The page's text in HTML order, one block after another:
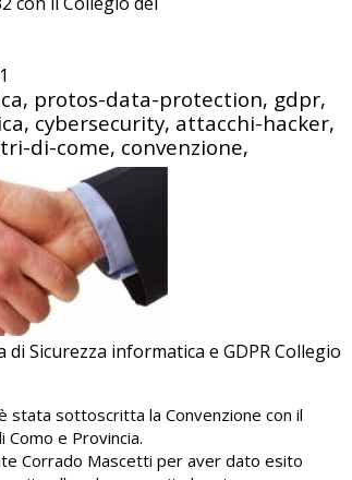
protos-data-protection, gdpr,
cybersecurity, attacchi-hacker,
di-come, convenzione,
Sicurezza informatica e GDPR Collegio
stata sottoscritta la Convenzione con il
e Provincia.
Corrado Mascetti per aver dato esito